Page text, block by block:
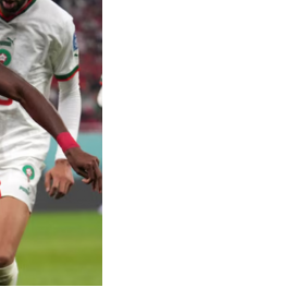
Tiktoker Müjgan həbs edildi